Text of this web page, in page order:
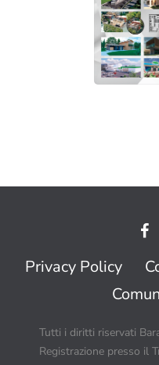
Privacy Policy
Tutti i diritti riservati
Registrazione presso il